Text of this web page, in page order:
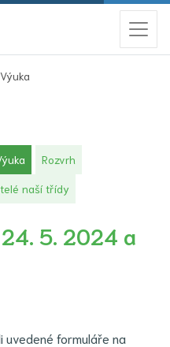
Výuka
(aktuální)
Rozvrh
naší třídy
5. 2024 a
formuláře na